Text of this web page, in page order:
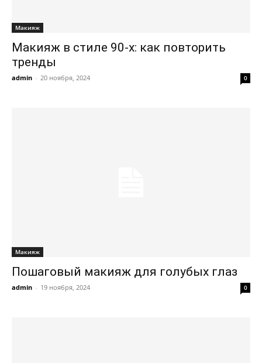
Макияж
Макияж в стиле 90-х: как повторить
тренды
admin - 20 ноября, 2024 0
Макияж
Пошаговый макияж для голубых глаз
admin - 19 ноября, 2024 0